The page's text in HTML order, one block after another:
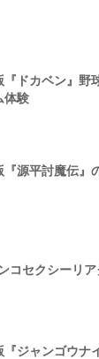
『ドカベン』野
体験
『源平討魔伝』
コセクシーリア
『ジャンゴウナ